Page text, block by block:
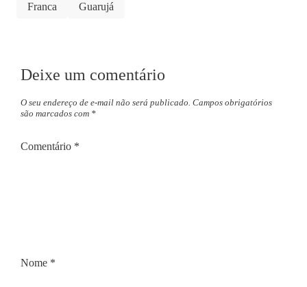
Franca
Guarujá
Deixe um comentário
O seu endereço de e-mail não será publicado. Campos obrigatórios
são marcados com *
Comentário *
Nome *